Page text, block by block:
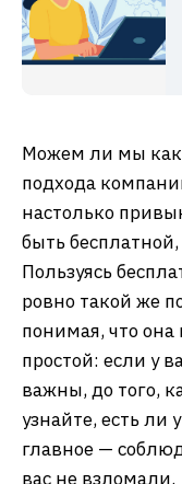
Можем ли мы
подхода
настолько
быть
Пользуясь
ровно такой же
понимая, что она
простой: если у
важны, до того,
узнайте, есть ли
главное —
вас не взломали.